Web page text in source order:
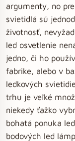
argumenty, no
svietidlá sú
životnosť,
led osvetlenie
jedno, či ho
fabrike, alebo v
ledkových
trhu je veľké
niekedy ťažko
bohatá ponuka
bodových led